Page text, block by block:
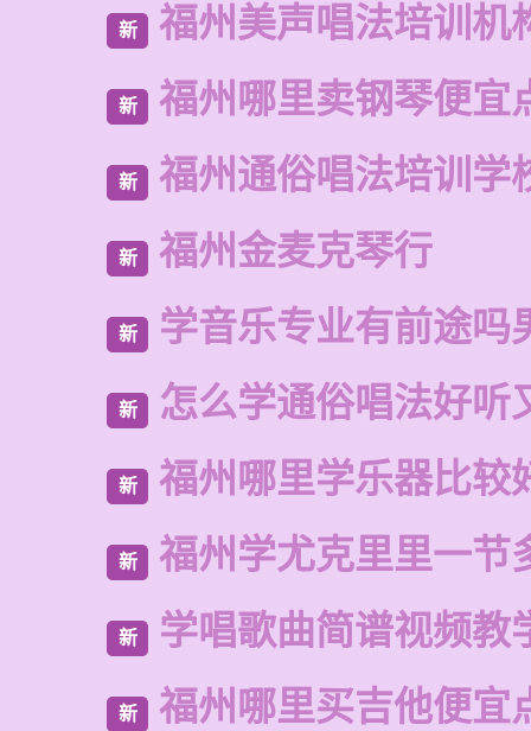
新 福州美声唱法培训机
新 福州哪里卖钢琴便宜
新 福州通俗唱法培训学
新 福州金麦克琴行
新 学音乐专业有前途吗
新 怎么学通俗唱法好听
新 福州哪里学乐器比较
新 福州学尤克里里一节
新 学唱歌曲简谱视频教
新 福州哪里买吉他便宜